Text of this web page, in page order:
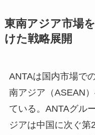
東南アジア市場
けた戦略展開
ANTAは国内市場で
南アジア（ASEAN
ている。ANTAグル
ジアは中国に次ぐ第